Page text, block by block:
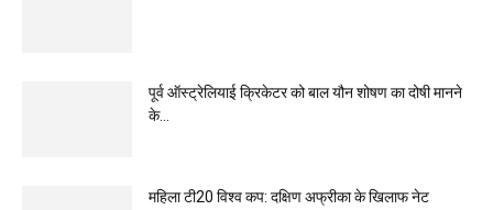
पूर्व ऑस्ट्रेलियाई क्रिकेटर को बाल यौन शोषण का दोषी मानने
के...
महिला टी20 विश्व कप: दक्षिण अफ्रीका के खिलाफ नेट